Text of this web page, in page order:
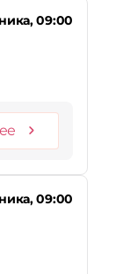
09:00
09:00